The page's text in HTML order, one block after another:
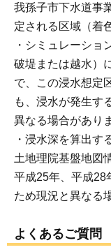
我孫子市下水道事
定される区域（着
・シミュレーショ
破堤または越水）
で、この浸水想定
も、浸水が発生す
異なる場合があり
・浸水深を算出す
土地理院基盤地図
平成25年、平成28
ため現況と異なる
よくあるご質問